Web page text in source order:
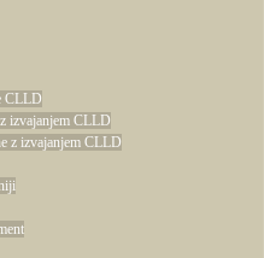
CLLD
izvajanjem CLLD
z izvajanjem CLLD